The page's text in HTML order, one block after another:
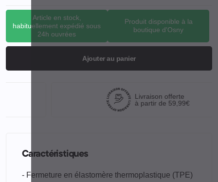
Article en stock,
habituellement expédié sous
24h ouvrées
Produit disponible à la
boutique d'Osny
Ajouter au panier
Livraison offerte
à partir de 59,99€
Caractéristiques
- Fermeture en élastomère thermoplastique (TPE)